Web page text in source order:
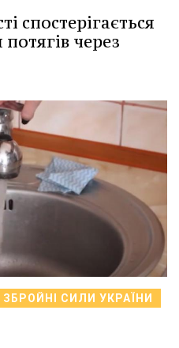
спостерігається
через
ЗБРОЙНІ СИЛИ УКРАЇНИ